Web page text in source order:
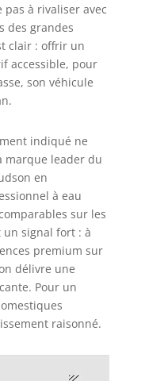
pas à rivaliser avec
des grandes
clair : offrir un
accessible, pour
son véhicule
indiqué ne
marque leader du
en
à eau
sur les
un signal fort : à
premium sur
délivre une
Pour un
raisonné.